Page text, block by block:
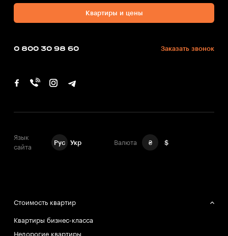
Квартиры и цены
0 800 30 98 60 Заказать звонок
Язык
сайта
Рус Укр Валюта ₴ $
Стоимость квартир
Квартиры бизнес-класса
Недорогие квартиры